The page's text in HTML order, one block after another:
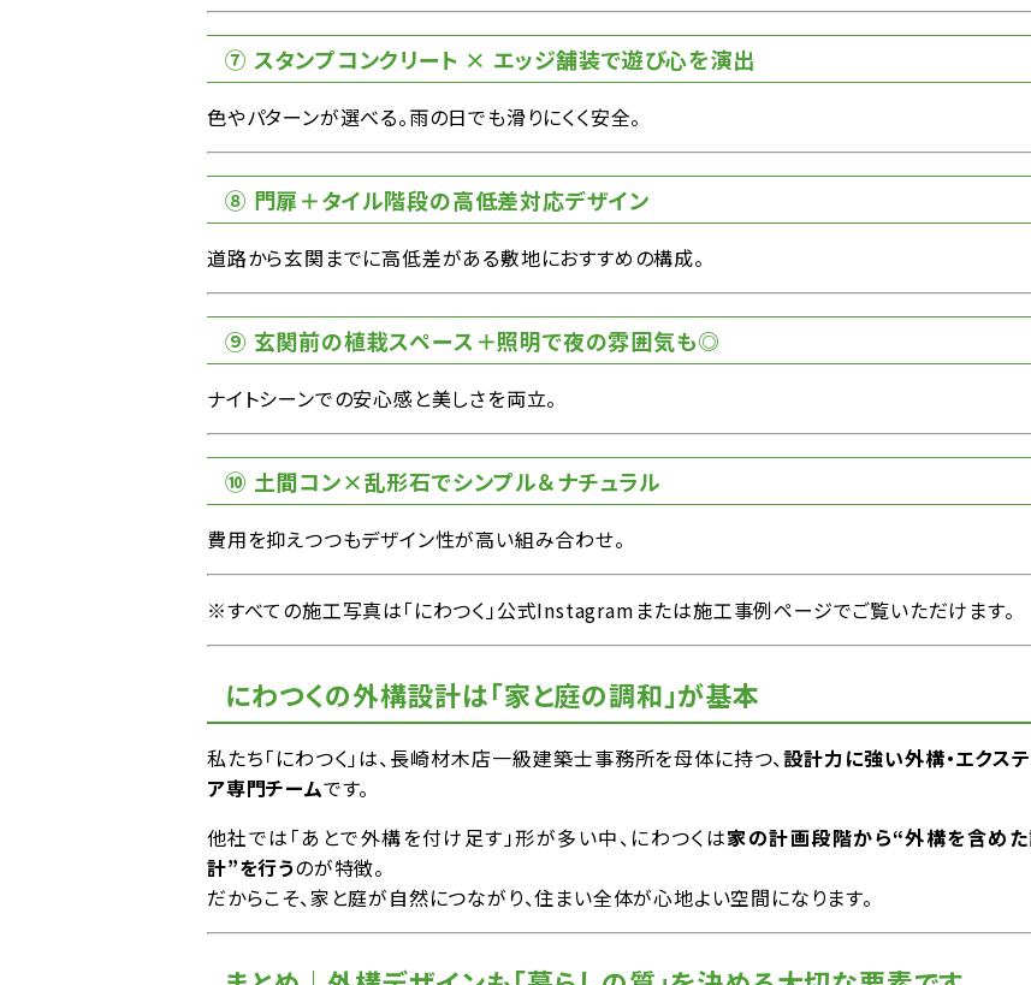
⑦ スタンプコンクリート × エッジ舗装で遊び心を演出
色やパターンが選べる。雨の日でも滑りにくく安全。
⑧ 門扉＋タイル階段の高低差対応デザイン
道路から玄関までに高低差がある敷地におすすめの構成。
⑨ 玄関前の植栽スペース＋照明で夜の雰囲気も◎
ナイトシーンでの安心感と美しさを両立。
⑩ 土間コン×乱形石でシンプル＆ナチュラル
費用を抑えつつもデザイン性が高い組み合わせ。
※すべての施工写真は「にわつく」公式Instagramまたは施工事例ページでご覧いただけます。
にわつくの外構設計は「家と庭の調和」が基本
私たち「にわつく」は、長崎材木店一級建築士事務所を母体に持つ、設計力に強い外構・エクス
ア専門チームです。
他社では「あとで外構を付け足す」形が多い中、にわつくは家の計画段階から“外構を含め
計”を行うのが特徴。
だからこそ、家と庭が自然につながり、住まい全体が心地よい空間になります。